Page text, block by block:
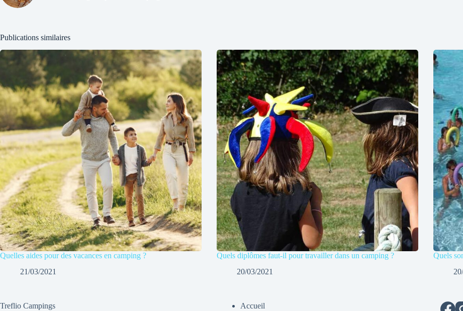
Publications similaires
Quelles aides pour des vacances en camping ?
21/03/2021
Quels diplômes faut-il pour travailler dans un camping ?
20/03/2021
Quels
Treflio Campings
Accueil